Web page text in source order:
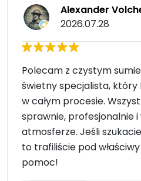
Alexander
2026.07.28
Polecam z czystym
świetny specjalista, który
w całym procesie.
sprawnie, profesjonalnie
atmosferze. Jeśli
to trafiliście pod
pomoc!